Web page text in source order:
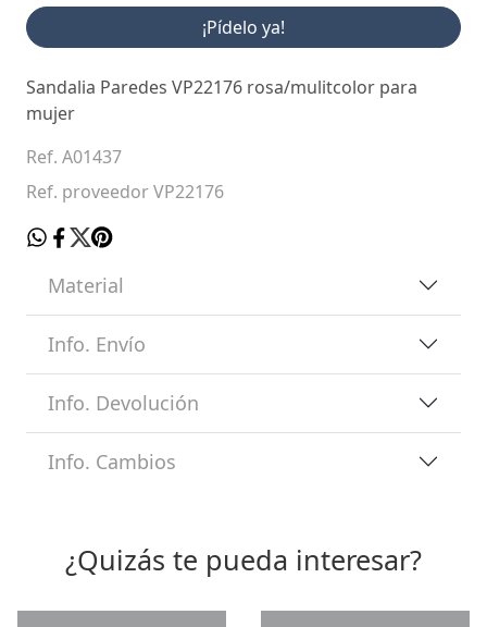
¡Pídelo ya!
Sandalia Paredes VP22176 rosa/mulitcolor para
mujer
Ref. A01437
Ref. proveedor VP22176
Material
Info. Envío
Info. Devolución
Info. Cambios
¿Quizás te pueda interesar?